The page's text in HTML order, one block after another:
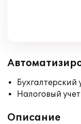
Бухгалтерский
Налоговый учет
Описание